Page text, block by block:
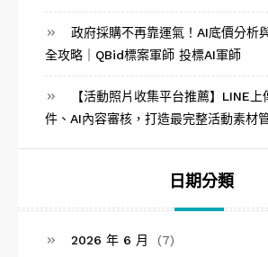
政府採購不再靠運氣！AI底價分析
全攻略｜QBid標案軍師 投標AI軍師
【活動照片收集平台推薦】LINE
件、AI內容審核，打造最完整活動素材
日期分類
2026 年 6 月 (7)